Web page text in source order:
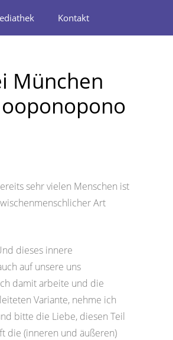
Kontakt
München
sehr vielen Menschen ist
Art
dieses innere
auf unsere uns
damit arbeite und die
Variante, nehme ich
bitte die Liebe, diesen Teil
die (inneren und äußeren)